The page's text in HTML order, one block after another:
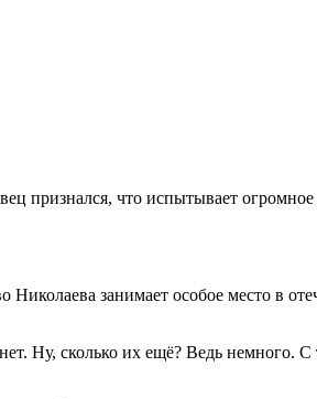
признался, что испытывает
занимает особое место в
Ну, сколько их ещё? Ведь немного.